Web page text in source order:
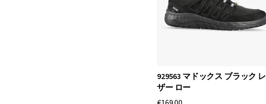
929563 マドックス ブラック レ
ザー ロー